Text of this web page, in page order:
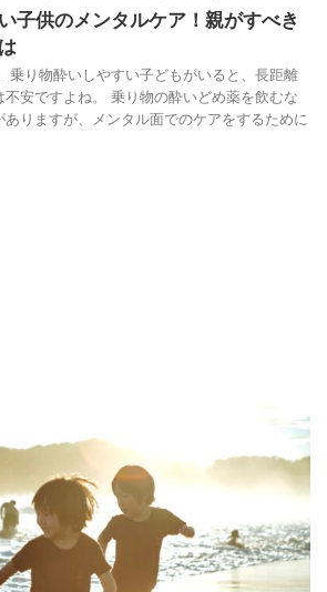
子供のメンタルケア！親がすべき
乗り物酔いしやすい子どもがいると、長距離
不安ですよね。 乗り物の酔いどめ薬を飲むな
りますが、メンタル面でのケアをするために